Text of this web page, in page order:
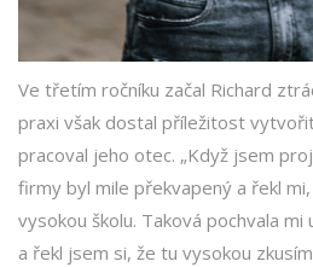
Ve třetím ročníku začal Richard
praxi však dostal příležitost
pracoval jeho otec. „Když jsem
firmy byl mile překvapený a řekl
vysokou školu. Taková pochvala
a řekl jsem si, že tu vysokou